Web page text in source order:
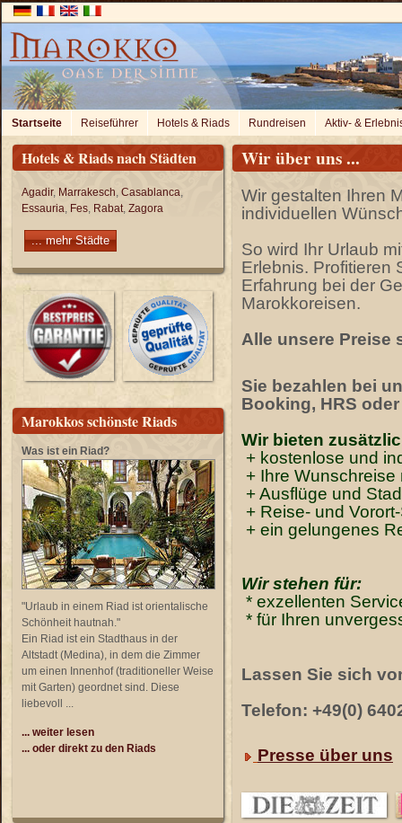
Startseite Reiseführer Hotels & Riads Rundreisen Aktiv- &
Hotels & Riads nach Städten
Agadir, Marrakesch, Casablanca,
Essauria, Fes, Rabat, Zagora
... mehr Städte
Marokkos schönste Riads
Was ist ein Riad?
"Urlaub in einem Riad ist orientalische
Schönheit hautnah."
Ein Riad ist ein Stadthaus in der
Altstadt (Medina), in dem die Zimmer
um einen Innenhof (traditioneller Weise
mit Garten) geordnet sind. Diese
liebevoll ...
... weiter lesen
... oder direkt zu den Riads
Wir über uns ...
Wir gestalten Ihren
individuellen
So wird Ihr Urlaub
Erlebnis. Profitieren
Erfahrung bei der
Marokkoreisen.
Alle unsere Preise
Sie bezahlen bei
Booking, HRS
Wir bieten
+ kostenlose und
+ Ihre
+ Ausflüge und
+ Reise- und
+ ein gelungenes
Wir stehen für:
* exzellenten
* für Ihren
Lassen Sie sich
Telefon: +49(0)
Presse über uns